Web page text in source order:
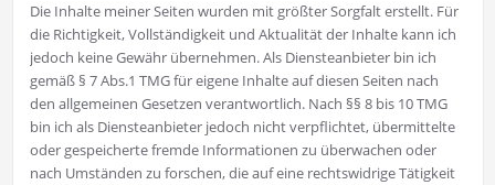
Die Inhalte meiner Seiten wurden mit größter Sorgfalt erstellt. Für
die Richtigkeit, Vollständigkeit und Aktualität der Inhalte kann ich
jedoch keine Gewähr übernehmen. Als Diensteanbieter bin ich
gemäß § 7 Abs.1 TMG für eigene Inhalte auf diesen Seiten nach
den allgemeinen Gesetzen verantwortlich. Nach §§ 8 bis 10 TMG
bin ich als Diensteanbieter jedoch nicht verpflichtet, übermittelte
oder gespeicherte fremde Informationen zu überwachen oder
nach Umständen zu forschen, die auf eine rechtswidrige Tätigkeit